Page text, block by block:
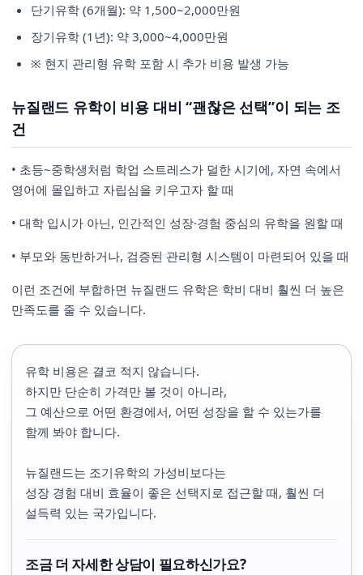
단기유학 (6개월): 약 1,500~2,000만원
장기유학 (1년): 약 3,000~4,000만원
※ 현지 관리형 유학 포함 시 추가 비용 발생 가능
뉴질랜드 유학이 비용 대비 “괜찮은 선택”이 되는 조
건
• 초등~중학생처럼 학업 스트레스가 덜한 시기에, 자연 속에서
영어에 몰입하고 자립심을 키우고자 할 때
• 대학 입시가 아닌, 인간적인 성장·경험 중심의 유학을 원할 때
• 부모와 동반하거나, 검증된 관리형 시스템이 마련되어 있을 때
이런 조건에 부합하면 뉴질랜드 유학은 학비 대비 훨씬 더 높은
만족도를 줄 수 있습니다.
유학 비용은 결코 적지 않습니다.
하지만 단순히 가격만 볼 것이 아니라,
그 예산으로 어떤 환경에서, 어떤 성장을 할 수 있는가를
함께 봐야 합니다.
뉴질랜드는 조기유학의 가성비보다는
성장 경험 대비 효율이 좋은 선택지로 접근할 때, 훨씬 더
설득력 있는 국가입니다.
조금 더 자세한 상담이 필요하신가요?